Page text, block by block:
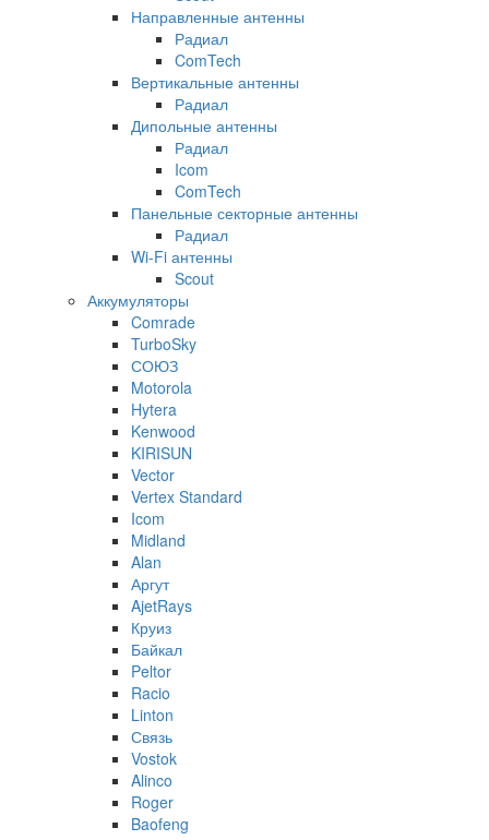
Направленные антенны
Радиал
ComTech
Вертикальные антенны
Радиал
Дипольные антенны
Радиал
Icom
ComTech
Панельные секторные антенны
Радиал
Wi-Fi антенны
Scout
Аккумуляторы
Comrade
TurboSky
СОЮЗ
Motorola
Hytera
Kenwood
KIRISUN
Vector
Vertex Standard
Icom
Midland
Alan
Аргут
AjetRays
Круиз
Байкал
Peltor
Racio
Linton
Связь
Vostok
Alinco
Roger
Baofeng